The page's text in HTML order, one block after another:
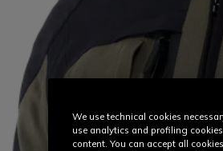
We use technical cookies
use analytics and profiling
content. You can accept all